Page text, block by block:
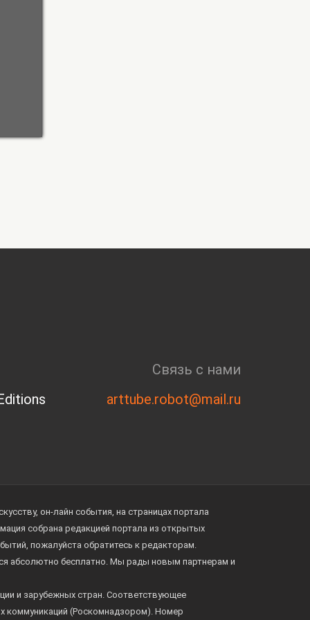
Связь с нами
arttube.robot@mail.ru
он-лайн события, на страницах портала
собрана редакцией портала из открытых
пожалуйста обратитесь к редакторам.
абсолютно бесплатно. Мы рады новым партнерам и
и зарубежных стран. Соответствующее
коммуникаций (Роскомнадзором). Номер